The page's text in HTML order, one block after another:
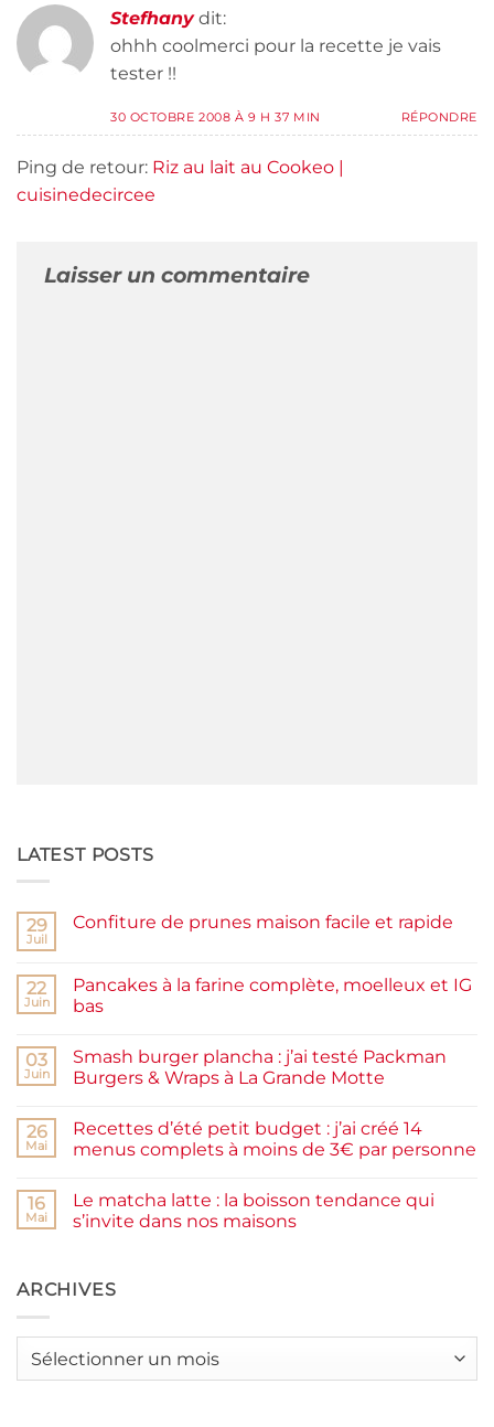
Stefhany dit:
ohhh coolmerci pour la recette je vais
tester !!
30 OCTOBRE 2008 À 9 H 37 MIN RÉPONDRE
Ping de retour: Riz au lait au Cookeo |
cuisinedecircee
Laisser un commentaire
LATEST POSTS
29
Juil
Confiture de prunes maison facile et rapide
Confiture
de
prunes
et
rapide
22
Juin
Pancakes à la farine complète, moelleux et IG
bas
sur
Pancakes
à
complète,
moelleux
et
03
Juin
Smash burger plancha : j’ai testé Packman
Burgers & Wraps à La Grande Motte
sur
Smash
burger
testé
Packman
Burgers &
Grande
Motte
26
Mai
Recettes d’été petit budget : j’ai créé 14
menus complets à moins de 3€ par personne
sur
Recettes
d’été
j’ai
créé
à
16
Mai
Le matcha latte : la boisson tendance qui
s’invite dans nos maisons
Le
matcha
boisson
ARCHIVES
Archives